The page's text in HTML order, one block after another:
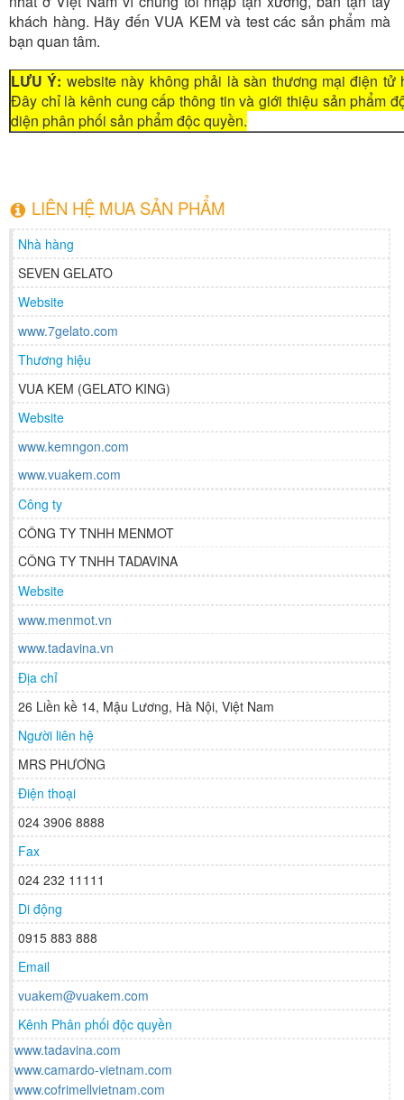
khách hàng. Hãy đến VUA KEM và test các sản phẩm mà
bạn quan tâm.
LƯU Ý: website này không phải là sàn thương mại điện tử
Đây chỉ là kênh cung cấp thông tin và giới thiệu sản phẩm
diện phân phối sản phẩm độc quyền.
LIÊN HỆ MUA SẢN PHẨM
Nhà hàng
SEVEN GELATO
Website
www.7gelato.com
Thương hiệu
VUA KEM (GELATO KING)
Website
www.kemngon.com
www.vuakem.com
Công ty
CÔNG TY TNHH MENMOT
CÔNG TY TNHH TADAVINA
Website
www.menmot.vn
www.tadavina.vn
Địa chỉ
26 Liền kề 14, Mậu Lương, Hà Nội, Việt Nam
Người liên hệ
MRS PHƯƠNG
Điện thoại
024 3906 8888
Fax
024 232 11111
Di động
0915 883 888
Email
vuakem@vuakem.com
Kênh Phân phối độc quyền
www.tadavina.com
www.camardo-vietnam.com
www.cofrimellvietnam.com